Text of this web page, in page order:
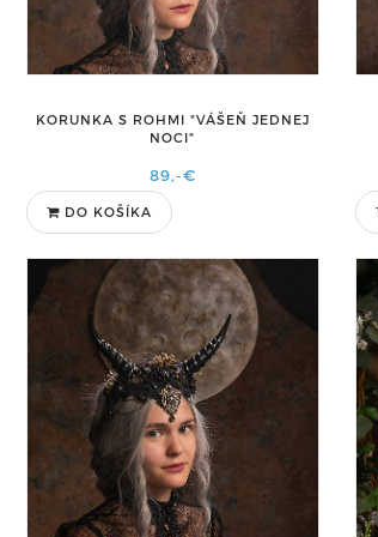
KORUNKA S ROHMI "VÁŠEŇ JEDNEJ
NOCI"
89,-€
DO KOŠÍKA